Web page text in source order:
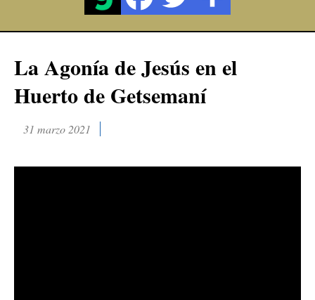
La Agonía de Jesús en el
Huerto de Getsemaní
31 marzo 2021